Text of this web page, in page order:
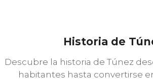
Historia de
Descubre la historia de Túnez
habitantes hasta convertirse